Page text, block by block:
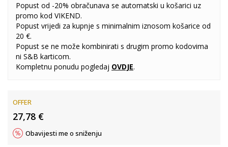
Popust od -20% obračunava se automatski u košarici uz
promo kod VIKEND.
Popust vrijedi za kupnje s minimalnim iznosom košarice od
20 €.
Popust se ne može kombinirati s drugim promo kodovima
ni S&B karticom.
Kompletnu ponudu pogledaj OVDJE.
OFFER
27,78 €
Obavijesti me o sniženju